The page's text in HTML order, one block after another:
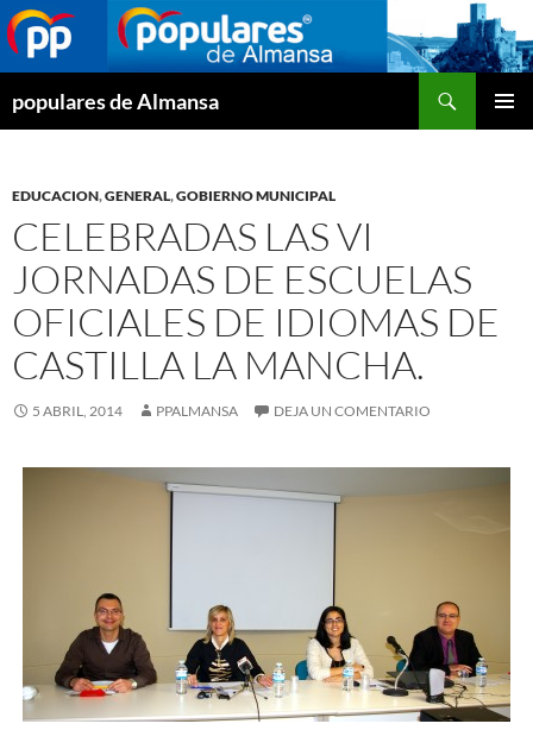
populares de Almansa
EDUCACION,GENERAL,GOBIERNO MUNICIPAL
CELEBRADAS LAS VI
JORNADAS DE ESCUELAS
OFICIALES DE IDIOMAS DE
CASTILLA LA MANCHA.
5 ABRIL, 2014 PPALMANSA DEJA UN COMENTARIO